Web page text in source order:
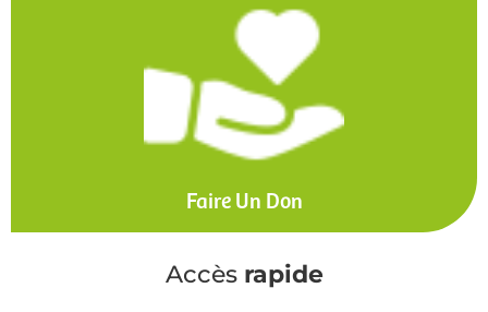
Faire Un Don
Accès rapide